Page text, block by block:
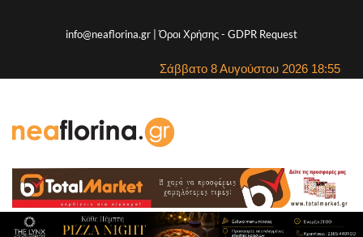
info@neaflorina.gr |Όροι Χρήσης- GDPR Request
Σάββατο 8 Αυγούστου 2026 18:55